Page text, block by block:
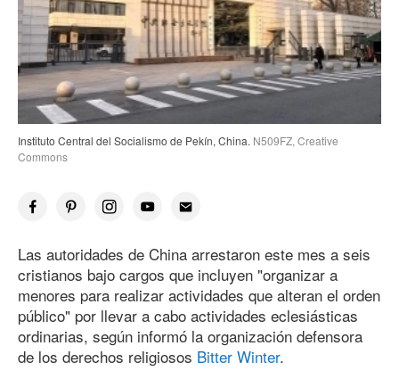
Instituto Central del Socialismo de Pekín, China. N509FZ, Creative
Commons
Las autoridades de China arrestaron este mes a seis
cristianos bajo cargos que incluyen "organizar a
menores para realizar actividades que alteran el orden
público" por llevar a cabo actividades eclesiásticas
ordinarias, según informó la organización defensora
de los derechos religiosos Bitter Winter.